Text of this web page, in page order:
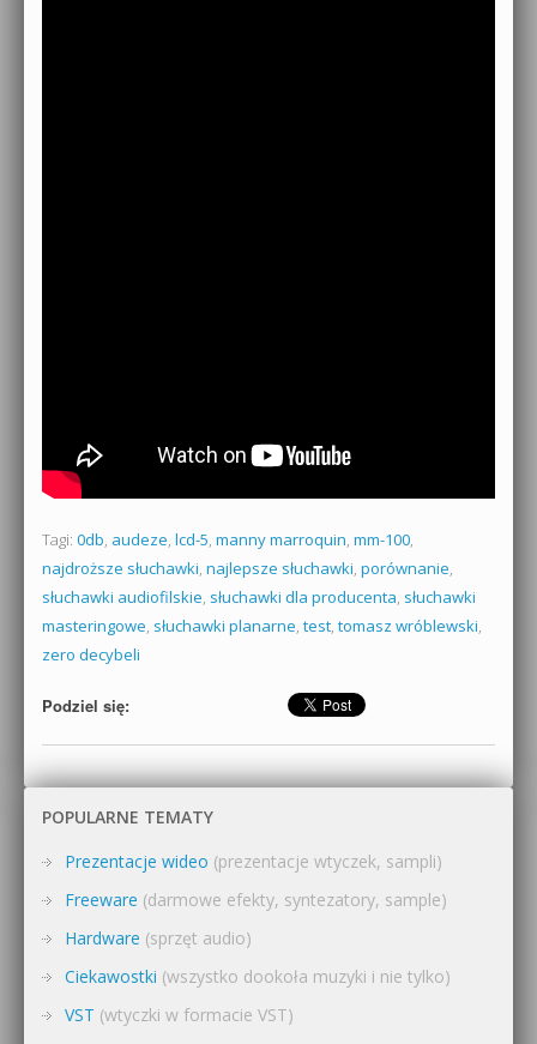
Tagi: 0db, audeze, lcd-5, manny marroquin, mm-100,
najdroższe słuchawki, najlepsze słuchawki, porównanie,
słuchawki audiofilskie, słuchawki dla producenta, słuchawki
masteringowe, słuchawki planarne, test, tomasz wróblewski,
zero decybeli
Podziel się:
POPULARNE TEMATY
Prezentacje wideo (prezentacje wtyczek, sampli)
Freeware (darmowe efekty, syntezatory, sample)
Hardware (sprzęt audio)
Ciekawostki (wszystko dookoła muzyki i nie tylko)
VST (wtyczki w formacie VST)